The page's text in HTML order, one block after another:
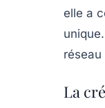
elle a
réseau
La